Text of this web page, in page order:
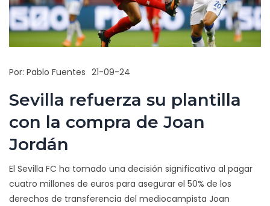
Por: Pablo Fuentes 21-09-24
Sevilla refuerza su plantilla
con la compra de Joan
Jordán
El Sevilla FC ha tomado una decisión significativa al pagar
cuatro millones de euros para asegurar el 50% de los
derechos de transferencia del mediocampista Joan